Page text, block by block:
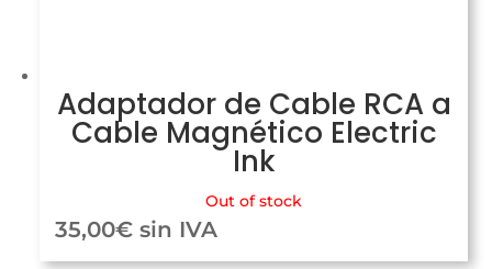
Adaptador de Cable RCA a
Cable Magnético Electric
Ink
Out of stock
35,00€ sin IVA